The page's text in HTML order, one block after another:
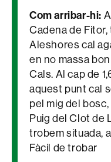
Com arribar-hi:
Cadena de
Aleshores cal
en no massa
Cals. Al cap de
aquest punt cal
pel mig del bosc,
Puig del Clot de
trobem situada,
Fàcil de trobar